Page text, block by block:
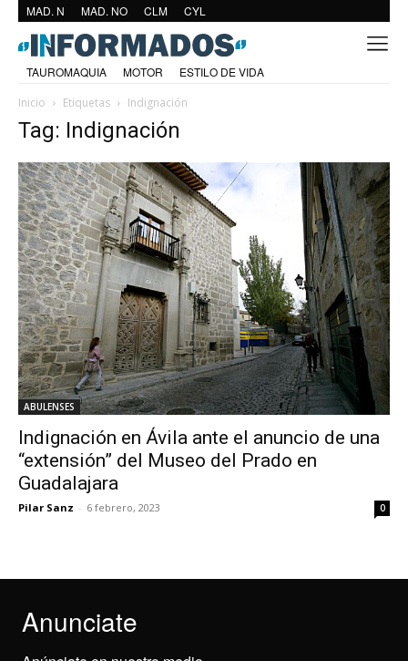
MAD. N MAD. NO CLM CYL
TAUROMAQUIA MOTOR
ESTILO DE VIDA
Inicio
Etiquetas Indignación
Tag: Indignación
ABULENSES
Indignación en Ávila ante el anuncio de una
“extensión” del Museo del Prado en
Guadalajara
Pilar Sanz - 6 febrero, 2023 0
Anunciate